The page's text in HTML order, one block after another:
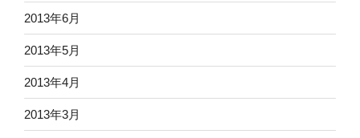
2013年6月
2013年5月
2013年4月
2013年3月